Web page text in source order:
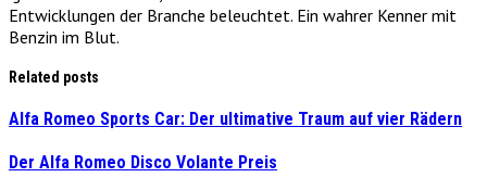
Entwicklungen der Branche beleuchtet. Ein wahrer Kenner mit
Benzin im Blut.
Related posts
Alfa Romeo Sports Car: Der ultimative Traum auf vier Rädern
Der Alfa Romeo Disco Volante Preis